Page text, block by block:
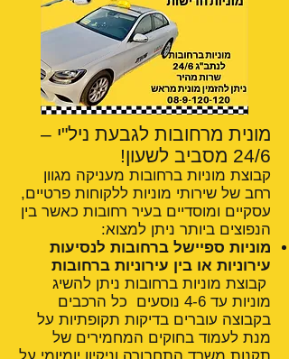
מונית מרחובות לגבעת ניל"י –
24/6 מסביב לשעון!
קבוצת מוניות ברחובות מעניקה מגוון
רחב של שירותי מוניות ללקוחות פרטיים,
עסקיים ומוסדיים בעיר רחובות כאשר בין
הנפוצים ביותר ניתן למצוא:
מוניות ספיישל ברחובות לנסיעות
עירוניות או בין עירוניות ברחובות
קבוצת מוניות ברחובות ניתן להשיג
מוניות עד 4-6 נוסעים כל הרכבים
בקבוצה עוברים בדיקות תקופתיות על
מנת לעמוד בחוקים המחמירים של